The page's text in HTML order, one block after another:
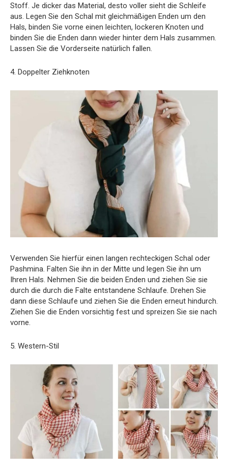
Stoff. Je dicker das Material, desto voller sieht die Schleife
aus. Legen Sie den Schal mit gleichmäßigen Enden um den
Hals, binden Sie vorne einen leichten, lockeren Knoten und
binden Sie die Enden dann wieder hinter dem Hals zusammen.
Lassen Sie die Vorderseite natürlich fallen.
4. Doppelter Ziehknoten
Verwenden Sie hierfür einen langen rechteckigen Schal oder
Pashmina. Falten Sie ihn in der Mitte und legen Sie ihn um
Ihren Hals. Nehmen Sie die beiden Enden und ziehen Sie sie
durch die durch die Falte entstandene Schlaufe. Drehen Sie
dann diese Schlaufe und ziehen Sie die Enden erneut hindurch.
Ziehen Sie die Enden vorsichtig fest und spreizen Sie sie nach
vorne.
5. Western-Stil